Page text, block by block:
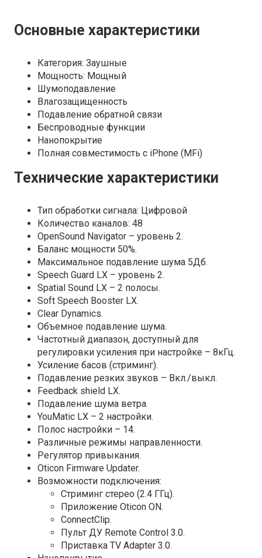
Основные характеристики
Категория: Заушные
Мощность: Мощный
Шумоподавление
Влагозащищенность
Подавление обратной связи
Беспроводные функции
Нанопокрытие
Полная совместимость с iPhone (MFi)
Технические характеристики
Тип обработки сигнала: Цифровой
Количество каналов: 48
OpenSound Navigator – уровень 2.
Баланс мощности 50%.
Максимальное подавление шума 5Дб.
Speech Guard LX – уровень 2.
Spatial Sound LX – 2 полосы.
Soft Speech Booster LX.
Clear Dynamics.
Объемное подавление шума.
Частотный диапазон, доступный для
регулировки усиления при настройке – 8кГц.
Усиление басов (стриминг).
Подавление резких звуков – Вкл./выкл.
Feedback shield LX.
Подавление шума ветра.
YouMatic LX – 2 настройки.
Полос настройки – 14.
Различные режимы направленности.
Регулятор привыкания.
Oticon Firmware Updater.
Возможности подключения:
Стриминг стерео (2.4 ГГц).
Приложение Oticon ON.
ConnectClip.
Пульт ДУ Remote Control 3.0.
Приставка TV Adapter 3.0.